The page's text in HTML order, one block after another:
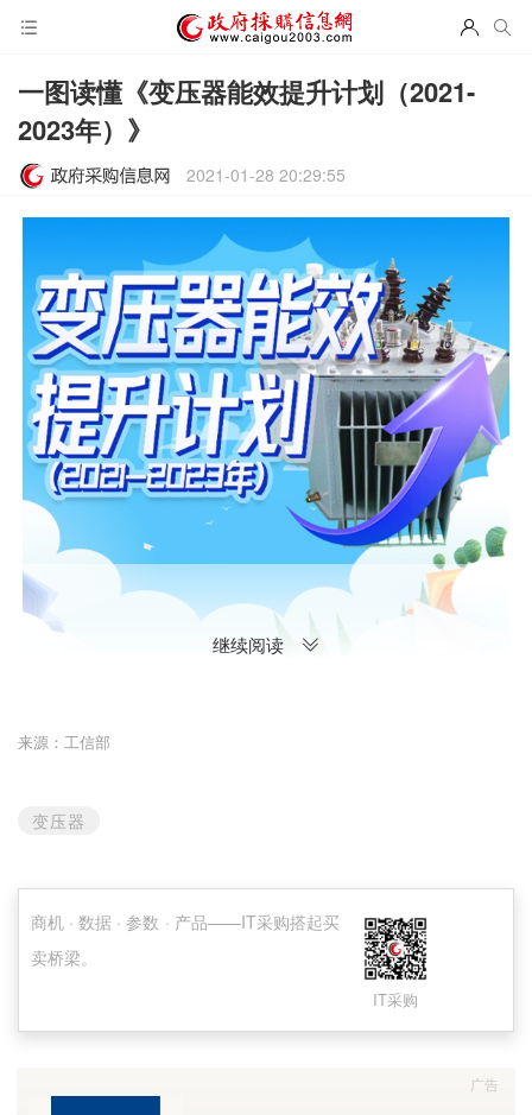
一图读懂《变压器能效提升计划（2021-
2023年）》
2021-01-28 20:29:55
继续阅读
来源：工信部
变压器
商机 · 数据 · 参数 · 产品——IT采购搭起买
卖桥梁。
IT采购
广告